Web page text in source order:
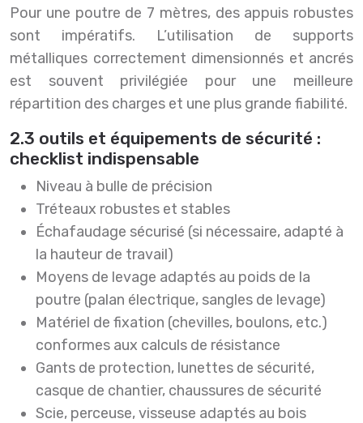
Pour une poutre de 7 mètres, des appuis robustes
sont impératifs. L’utilisation de supports
métalliques correctement dimensionnés et ancrés
est souvent privilégiée pour une meilleure
répartition des charges et une plus grande fiabilité.
2.3 outils et équipements de sécurité :
checklist indispensable
Niveau à bulle de précision
Tréteaux robustes et stables
Échafaudage sécurisé (si nécessaire, adapté à
la hauteur de travail)
Moyens de levage adaptés au poids de la
poutre (palan électrique, sangles de levage)
Matériel de fixation (chevilles, boulons, etc.)
conformes aux calculs de résistance
Gants de protection, lunettes de sécurité,
casque de chantier, chaussures de sécurité
Scie, perceuse, visseuse adaptés au bois